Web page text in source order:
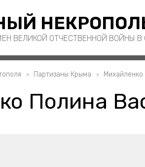
ВЕЛИКОЙ ОТЧЕСТВЕННОЙ ВОЙНЫ В
Партизаны Крыма
Полина